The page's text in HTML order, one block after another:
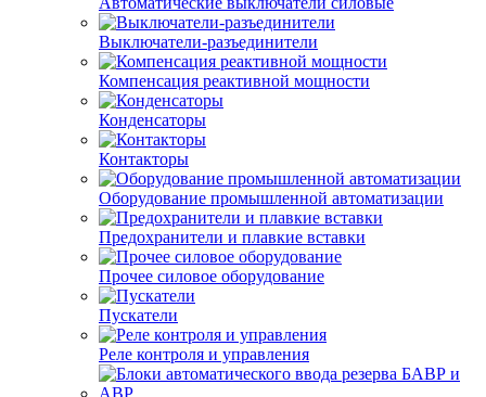
Выключатели-разъединители
Компенсация реактивной мощности
Конденсаторы
Контакторы
Оборудование промышленной автоматизации
Предохранители и плавкие вставки
Прочее силовое оборудование
Пускатели
Реле контроля и управления